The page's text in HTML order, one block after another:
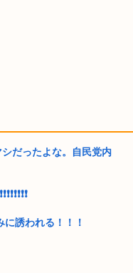
だったよな。自民党内
誘われる！！！